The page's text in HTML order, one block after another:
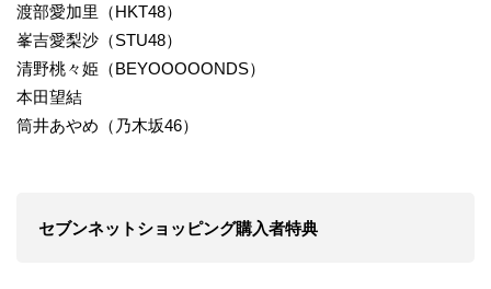
渡部愛加里（HKT48）
峯吉愛梨沙（STU48）
清野桃々姫（BEYOOOOONDS）
本田望結
筒井あやめ（乃木坂46）
セブンネットショッピング購入者特典